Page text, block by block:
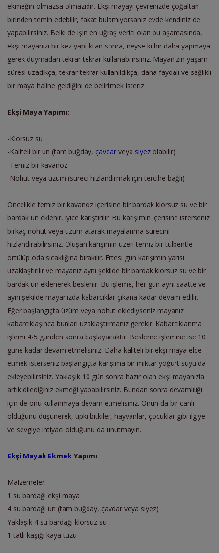
ekmeğin olmazsa olmazıdır. Ekşi mayayı çevrenizde çoğaltan
birinden temin edebilir, fakat bulamıyorsanız evde kendiniz de
yapabilirsiniz. Belki de işin en uğraş verici olan bu aşamasında,
ekşi mayanızı bir kez yaptıktan sonra, neyse ki bir daha yapmaya
gerek duymadan tekrar tekrar kullanabilirsiniz. Mayanızın yaşam
süresi uzadıkça, tekrar tekrar kullanıldıkça, daha faydalı ve sağlıklı
bir maya haline geldiğini de belirtmek isteriz.
Ekşi Maya Yapımı:
-Klorsuz su
-Kaliteli bir un (tam buğday, çavdar veya siyez olabilir)
-Temiz bir kavanoz
-Nohut veya üzüm (süreci hızlandırmak için tercihe bağlı)
Öncelikle temiz bir kavanoz içerisine bir bardak klorsuz su ve bir
bardak un eklenir, iyice karıştırılır. Bu karışımın içerisine isterseniz
birkaç nohut veya üzüm atarak mayalanma sürecini
hızlandırabilirsiniz. Oluşan karışımın üzeri temiz bir tülbentle
örtülüp oda sıcaklığına bırakılır. Ertesi gün karışımın yarısı
uzaklaştırılır ve mayanız aynı şekilde bir bardak klorsuz su ve bir
bardak un eklenerek beslenir. Bu işleme, her gün aynı saatte ve
aynı şekilde mayanızda kabarcıklar çıkana kadar devam edilir.
Eğer başlangıçta üzüm veya nohut eklediyseniz mayanız
kabarcıklaşınca bunları uzaklaştırmanız gerekir. Kabarcıklanma
işlemi 4-5 günden sonra başlayacaktır. Besleme işlemine ise 10
güne kadar devam etmelisiniz. Daha kaliteli bir ekşi maya elde
etmek isterseniz başlangıçta karışıma bir miktar yoğurt suyu da
ekleyebilirsiniz. Yaklaşık 10 gün sonra hazır olan ekşi mayanızla
artık dilediğiniz ekmeği yapabilirsiniz. Bundan sonra devamlılığı
için de onu kullanmaya devam etmelisiniz. Onun da bir canlı
olduğunu düşünerek, tıpkı bitkiler, hayvanlar, çocuklar gibi ilgiye
ve sevgiye ihtiyacı olduğunu da unutmayın.
Ekşi Mayalı Ekmek Yapımı
Malzemeler:
1 su bardağı ekşi maya
4 su bardağı un (tam buğday, çavdar veya siyez)
Yaklaşık 4 su bardağı klorsuz su
1 tatlı kaşığı kaya tuzu